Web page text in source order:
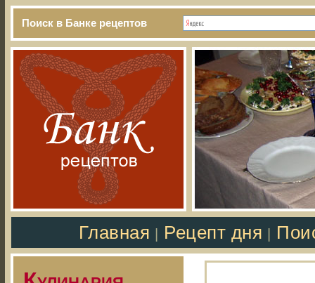
Поиск в Банке рецептов
Главная Рецепт дня